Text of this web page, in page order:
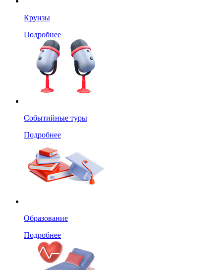
Круизы
Подробнее
Событийные туры
Подробнее
Образование
Подробнее